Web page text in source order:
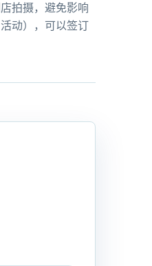
拍摄，避免影响
动），可以签订